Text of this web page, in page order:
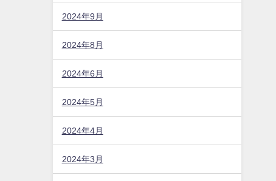
2024年9月
2024年8月
2024年6月
2024年5月
2024年4月
2024年3月